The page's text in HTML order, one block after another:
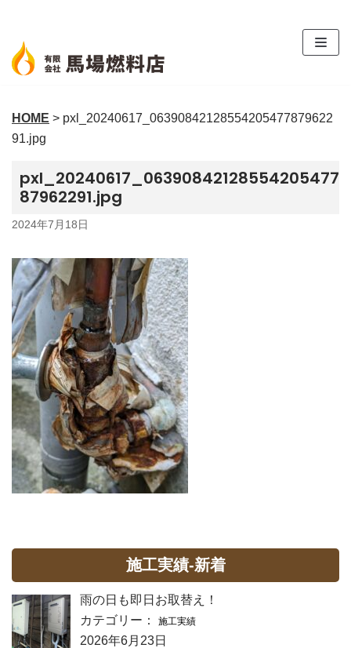
ン
テ
ン
へ
ス
ッ
プ
HOME > pxl_20240617_06390842128554205477879622
91.jpg
pxl_20240617_06390842128554205477
87962291.jpg
2024年7月18日
施工実績-新着
雨の日も即日お取替え！
カテゴリー：
施工実績
2026年6月23日